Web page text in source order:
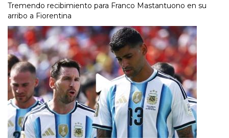
Tremendo recibimiento para Franco Mastantuono en su
arribo a Fiorentina